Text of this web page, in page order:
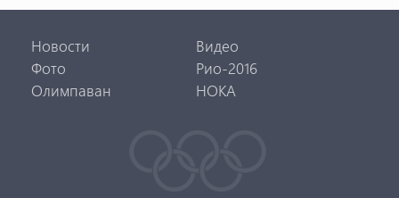
Новости
Видео
Фото
Рио-2016
Олимпаван
НОКА